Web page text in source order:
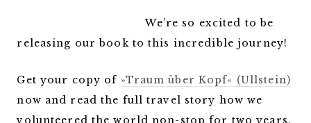
We’re so excited to be
releasing our book to this incredible journey!
Get your copy of »Traum über Kopf« (Ullstein)
now and read the full travel story how we
volunteered the world non-stop for two years.